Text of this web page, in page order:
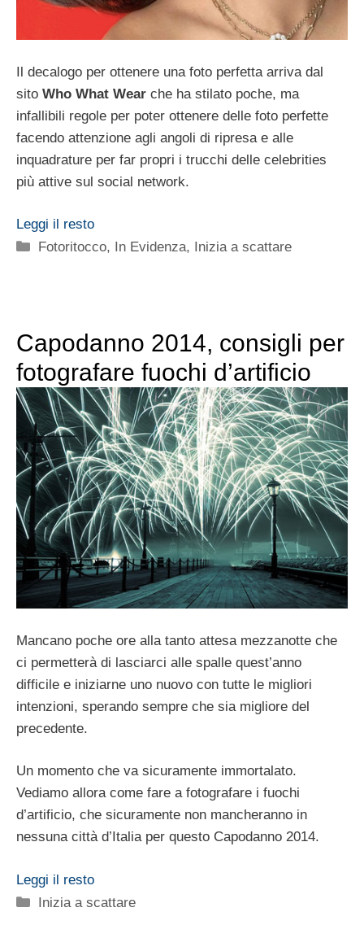
Il decalogo per ottenere una foto perfetta arriva dal
sito Who What Wear che ha stilato poche, ma
infallibili regole per poter ottenere delle foto perfette
facendo attenzione agli angoli di ripresa e alle
inquadrature per far propri i trucchi delle celebrities
più attive sul social network.
Leggi il resto
Categorie
Fotoritocco, In Evidenza, Inizia a scattare
Capodanno 2014, consigli per
fotografare fuochi d’artificio
Mancano poche ore alla tanto attesa mezzanotte che
ci permetterà di lasciarci alle spalle quest’anno
difficile e iniziarne uno nuovo con tutte le migliori
intenzioni, sperando sempre che sia migliore del
precedente.
Un momento che va sicuramente immortalato.
Vediamo allora come fare a fotografare i fuochi
d’artificio, che sicuramente non mancheranno in
nessuna città d’Italia per questo Capodanno 2014.
Leggi il resto
Categorie
Inizia a scattare